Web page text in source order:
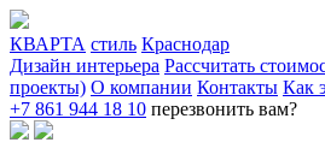
КВАРТА стиль Краснодар
Дизайн интерьера Рассчитать
проекты) О компании Контакты Как
+7 861 944 18 10 перезвонить вам?